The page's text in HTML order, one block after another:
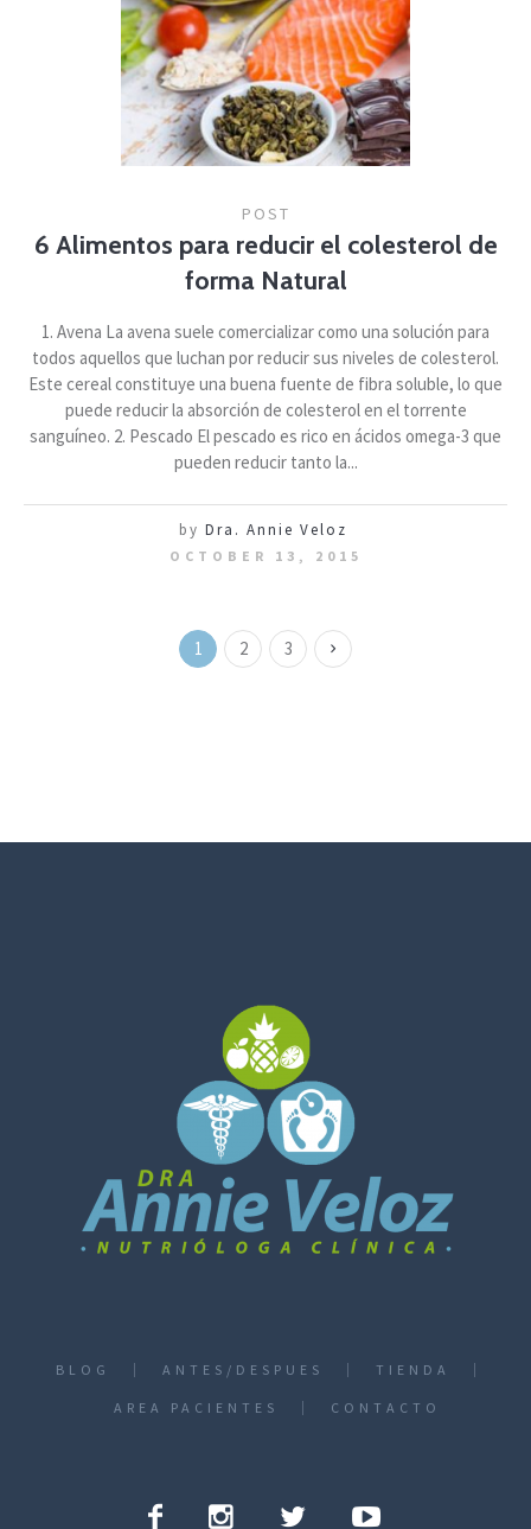
POST
6 Alimentos para reducir el colesterol de
forma Natural
1. Avena La avena suele comercializar como una solución para
todos aquellos que luchan por reducir sus niveles de colesterol.
Este cereal constituye una buena fuente de fibra soluble, lo que
puede reducir la absorción de colesterol en el torrente
sanguíneo. 2. Pescado El pescado es rico en ácidos omega-3 que
pueden reducir tanto la...
by Dra. Annie Veloz
OCTOBER 13, 2015
1 2 3
BLOG ANTES/DESPUES TIENDA
AREA PACIENTES CONTACTO